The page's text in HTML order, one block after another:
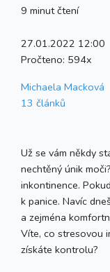
9 minut čtení
27.01.2022 12:00
Pročteno: 594x
Michaela Macková
13 článků
Už se vám někdy
nechtěný únik
inkontinence.
k panice. Navíc
a zejména
Víte, co stresovou
získáte kontrolu?